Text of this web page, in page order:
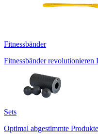
Fitnessbänder
Fitnessbänder
Sets
Optimal abgestimmte